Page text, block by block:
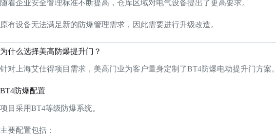
随着企业安全管理标准不断提高，仓库区域对电气设备提出了更高要求。
原有设备无法满足新的防爆管理需求，因此需要进行升级改造。
为什么选择美高防爆提升门？
针对上海艾仕得项目需求，美高门业为客户量身定制了BT4防爆电动提升门方案。
BT4防爆配置
项目采用BT4等级防爆系统。
主要配置包括：